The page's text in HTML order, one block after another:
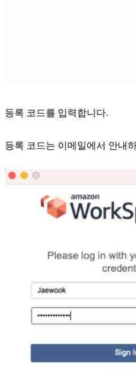
등록 코드를 입력합니다.
등록 코드는 이메일에서 안내